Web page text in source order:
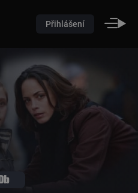
Přihlášení